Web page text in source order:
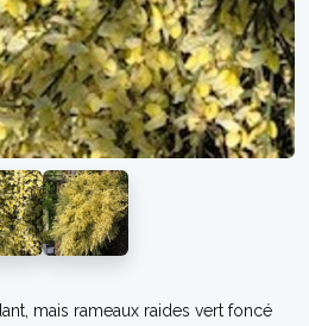
mais rameaux raides vert foncé